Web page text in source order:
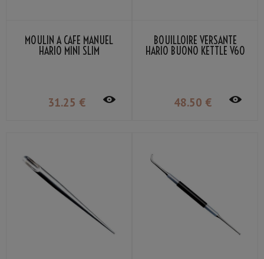
MOULIN À CAFÉ MANUEL
HARIO MINI SLIM
31.25 €
BOUILLOIRE VERSANTE
HARIO BUONO KETTLE V60
48.50 €